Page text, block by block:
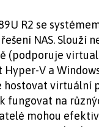
R2 se
NAS. Slouží
(podporuje
V a
hostovat virtuální
fungovat na
mohou